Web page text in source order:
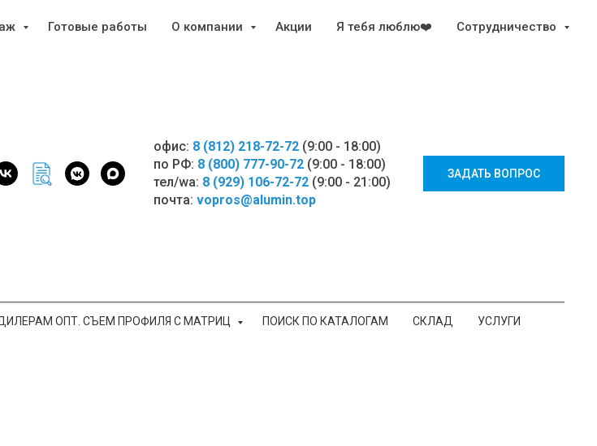
Готовые работы О компании Акции Я тебя люблю❤️ Сотрудничество
офис: 8 (812) 218-72-72 (9:00 - 18:00)
по РФ: 8 (800) 777-90-72 (9:00 - 18:00)
тел/wa: 8 (929) 106-72-72 (9:00 - 21:00)
почта: vopros@alumin.top
ЗАДАТЬ ВОПРОС
ОПТ. СЪЕМ ПРОФИЛЯ С МАТРИЦ ПОИСК ПО КАТАЛОГАМ СКЛАД
УСЛУГИ